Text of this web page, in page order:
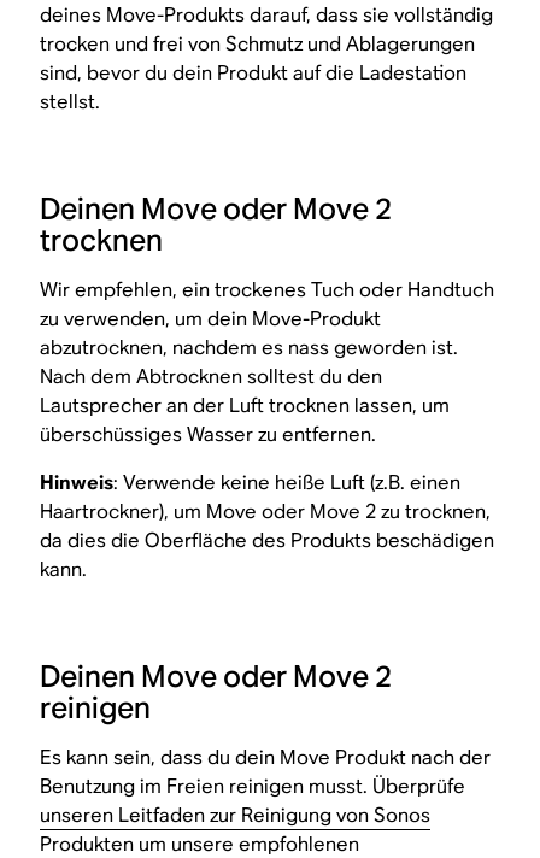
deines Move-Produkts darauf, dass sie vollständig
trocken und frei von Schmutz und Ablagerungen
sind, bevor du dein Produkt auf die Ladestation
stellst.
Deinen Move oder Move 2
trocknen
Wir empfehlen, ein trockenes Tuch oder Handtuch
zu verwenden, um dein Move-Produkt
abzutrocknen, nachdem es nass geworden ist.
Nach dem Abtrocknen solltest du den
Lautsprecher an der Luft trocknen lassen, um
überschüssiges Wasser zu entfernen.
Hinweis: Verwende keine heiße Luft (z.B. einen
Haartrockner), um Move oder Move 2 zu trocknen,
da dies die Oberfläche des Produkts beschädigen
kann.
Deinen Move oder Move 2
reinigen
Es kann sein, dass du dein Move Produkt nach der
Benutzung im Freien reinigen musst. Überprüfe
unseren Leitfaden zur Reinigung von Sonos
Produkten um unsere empfohlenen